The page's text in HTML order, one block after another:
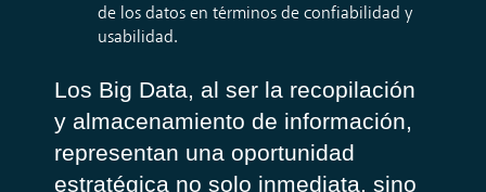
de los datos en términos de confiabilidad y
usabilidad.
Los Big Data, al ser la recopilación
y almacenamiento de información,
representan una oportunidad
estratégica no solo inmediata, sino